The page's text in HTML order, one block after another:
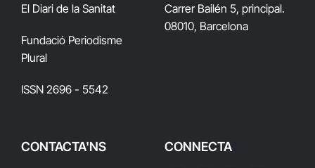
El Diari de la Sanitat
Fundació Periodisme
Plural
ISSN 2696 - 5542
Carrer Bailén 5, principal.
08010, Barcelona
CONTACTA'NS CONNECTA